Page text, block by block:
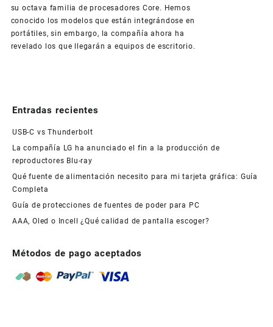
su octava familia de procesadores Core. Hemos
conocido los modelos que están integrándose en
portátiles, sin embargo, la compañía ahora ha
revelado los que llegarán a equipos de escritorio.
Entradas recientes
USB-C vs Thunderbolt
La compañía LG ha anunciado el fin a la producción de
reproductores Blu-ray
Qué fuente de alimentación necesito para mi tarjeta gráfica: Guía
Completa
Guía de protecciones de fuentes de poder para PC
AAA, Oled o Incell ¿Qué calidad de pantalla escoger?
Métodos de pago aceptados